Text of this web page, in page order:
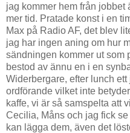
jag kommer hem från jobbet
mer tid. Pratade konst i en
Max på Radio AF, det blev
jag har ingen aning om hur
sändningen kommer ut som
bestod av ännu en i en
Widerbergare, efter lunch
ordförande vilket inte
kaffe, vi är så samspelta att
Cecilia, Måns och jag fick
kan lägga dem, även det